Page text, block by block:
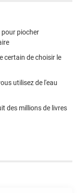
pour piocher
certain de choisir le
utilisez de l'eau
des millions de livres